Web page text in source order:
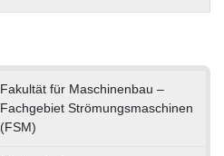
Fakultät für Maschinenbau –
Fachgebiet Strömungsmaschinen
(FSM)